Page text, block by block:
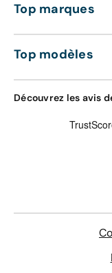
Top marques
Top modèles
Découvrez les avis